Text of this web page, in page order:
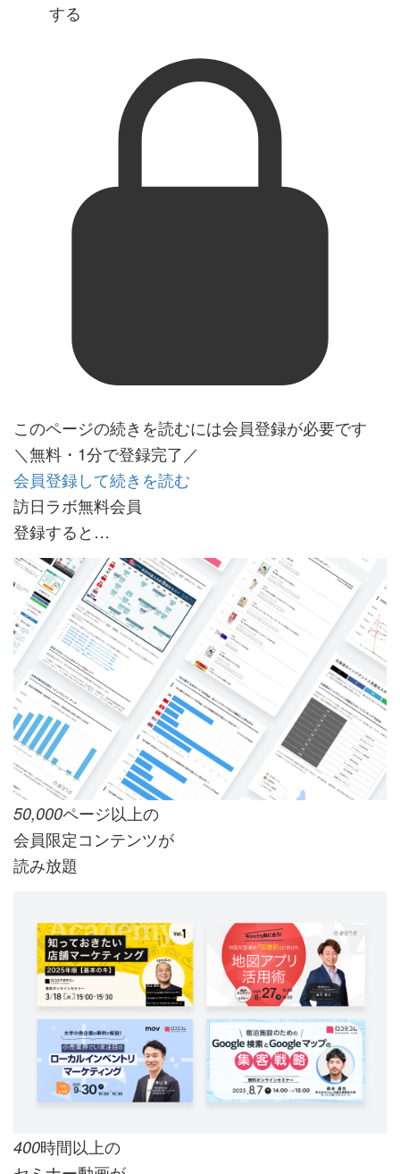
する
このページの続きを読むには会員登録が必要です
＼無料・1分で登録完了／
会員登録して続きを読む
訪日ラボ無料会員
登録すると…
50,000ページ以上の
会員限定コンテンツが
読み放題
400時間以上の